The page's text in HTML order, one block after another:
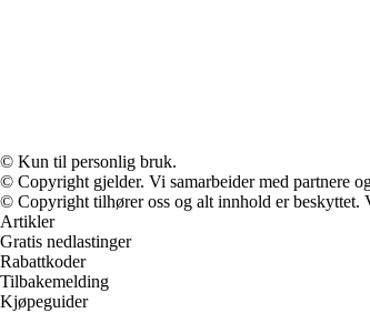
© Kun til personlig bruk.
© Copyright gjelder. Vi samarbeider med partnere
© Copyright tilhører oss og alt innhold er beskyttet.
Artikler
Gratis nedlastinger
Rabattkoder
Tilbakemelding
Kjøpeguider